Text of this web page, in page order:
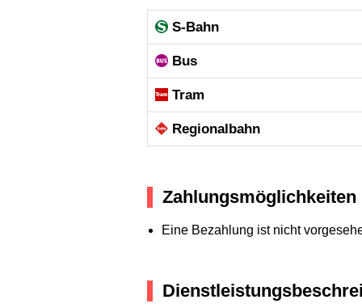
S-Bahn
Bus
Tram
Regional­bahn
Zahlungsmöglichkeiten
Eine Bezahlung ist nicht